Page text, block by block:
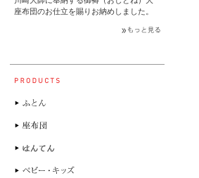
座布団のお仕立を賜りお納めしました。